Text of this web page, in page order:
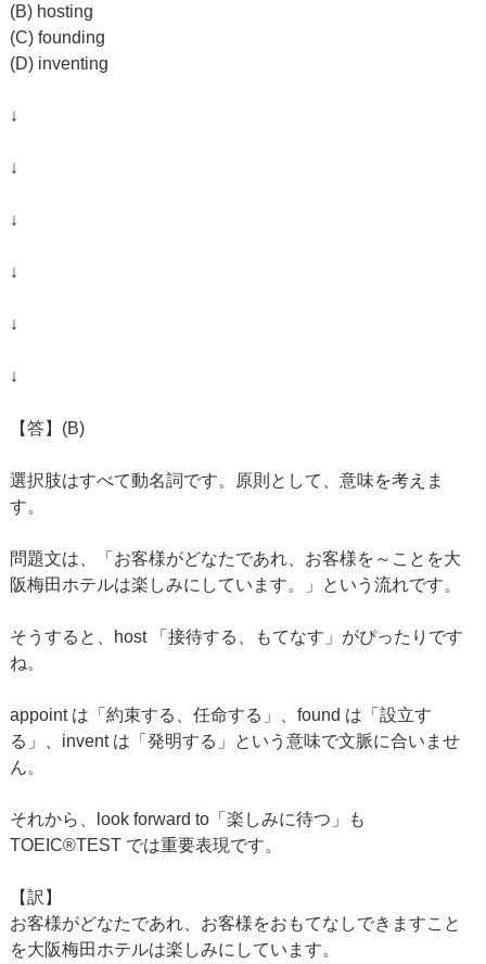
(B) hosting
(C) founding
(D) inventing
↓
↓
↓
↓
↓
↓
【答】(B)
選択肢はすべて動名詞です。原則として、意味を考えま
す。
問題文は、「お客様がどなたであれ、お客様を～ことを大
阪梅田ホテルは楽しみにしています。」という流れです。
そうすると、host 「接待する、もてなす」がぴったりです
ね。
appoint は「約束する、任命する」、found は「設立す
る」、invent は「発明する」という意味で文脈に合いませ
ん。
それから、look forward to「楽しみに待つ」も
TOEIC®TEST では重要表現です。
【訳】
お客様がどなたであれ、お客様をおもてなしできますこと
を大阪梅田ホテルは楽しみにしています。